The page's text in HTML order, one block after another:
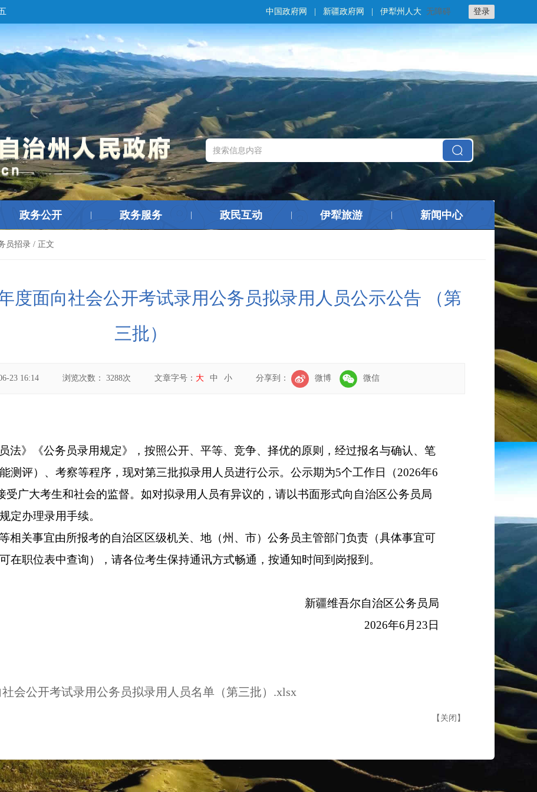
登录
无障碍
中国政府网 新疆政府网 伊犁州人大
政务公开 政务服务 政民互动 伊犁旅游 新闻中心
员招录 / 正文
度面向社会公开考试录用公务员拟录用人员公示公告 （第
三批）
23 16:14 浏览次数： 3288次 文章字号： 大 中 小 分享到： 微博 微信
法》 《公务员录用规定》
，按照公开、平等、竞争、择优的原则，经过报名与确认、笔
测评） 、考察等程序，现对第三批拟录用人员进行公示。 公示期为5个工作日 （2026年6
受广大考生和社会的监督。如对拟录用人员有异议的，请以书面形式向自治区公务员 局
定办理录用手续。
相关事宜由所报考的自治区区级机关、地 （州 、市）公务员主管部门负责 （具体事宜可
在职位表中查询） ，请各位考生保持通讯方式畅通 ，按通知时间到岗报到 。
新疆维吾尔自治区公务员局
2026年6 月 23日
会公开考试录用公务员拟录用人员名单（第三批）.xlsx
【 关闭 】